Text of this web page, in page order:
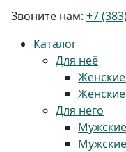
Звоните нам: +7
Каталог
Для неё
Для него